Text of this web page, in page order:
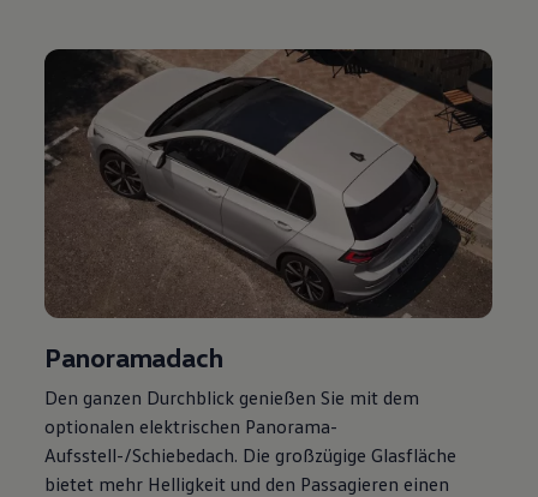
Handy und Fahrzeug verbinden
Updates für Software, Karten und Radio
Über Ihr Auto
Vorgängermodelle
Kundeninformationen
Volkswagen Kundenbetreuung
Warn- und Kontrollleuchten
Assistenzsysteme
Digitale Betriebsanleitung
Live Beratung
Magazin
Lifestyle
Transport
Elektromobilität
Pannen- und Unfallhilfe
Volkswagen Kundenbetreuung
Panoramadach
Den ganzen Durchblick genießen Sie mit dem
optionalen elektrischen Panorama-
Aufsstell-/Schiebedach. Die großzügige Glasfläche
bietet mehr Helligkeit und den Passagieren einen